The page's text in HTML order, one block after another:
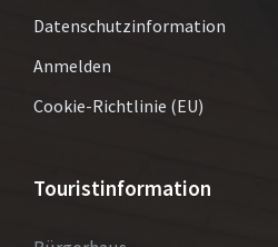
Datenschutzinformation
Anmelden
Cookie-Richtlinie (EU)
Touristinformation